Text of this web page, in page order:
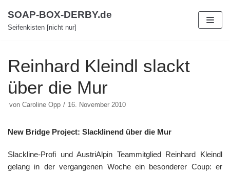
Zum
Inhalt
SOAP-BOX-DERBY.de
Seifenkisten [nicht nur]
Reinhard Kleindl slackt
über die Mur
von Caroline Opp 16. November 2010
New Bridge Project: Slacklinend über die Mur
Slackline-Profi und AustriAlpin Teammitglied Reinhard Kleindl
gelang in der vergangenen Woche ein besonderer Coup: er